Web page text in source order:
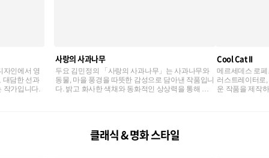
자인에서 영
대담한 선과
작가입니다.
사랑의 사과나무
두요 김민정의 「사랑의 사과나무」는 사과나무와
동물, 마을 풍경을 따뜻한 감성으로 담아낸 작품입니
다. 밝고 화사한 색채와 동화적인 상상력을 통해 사
Cool Cat II
메르세데스 로
러스트레이터로
운 작품을 제작
클래식 & 명화 스타일